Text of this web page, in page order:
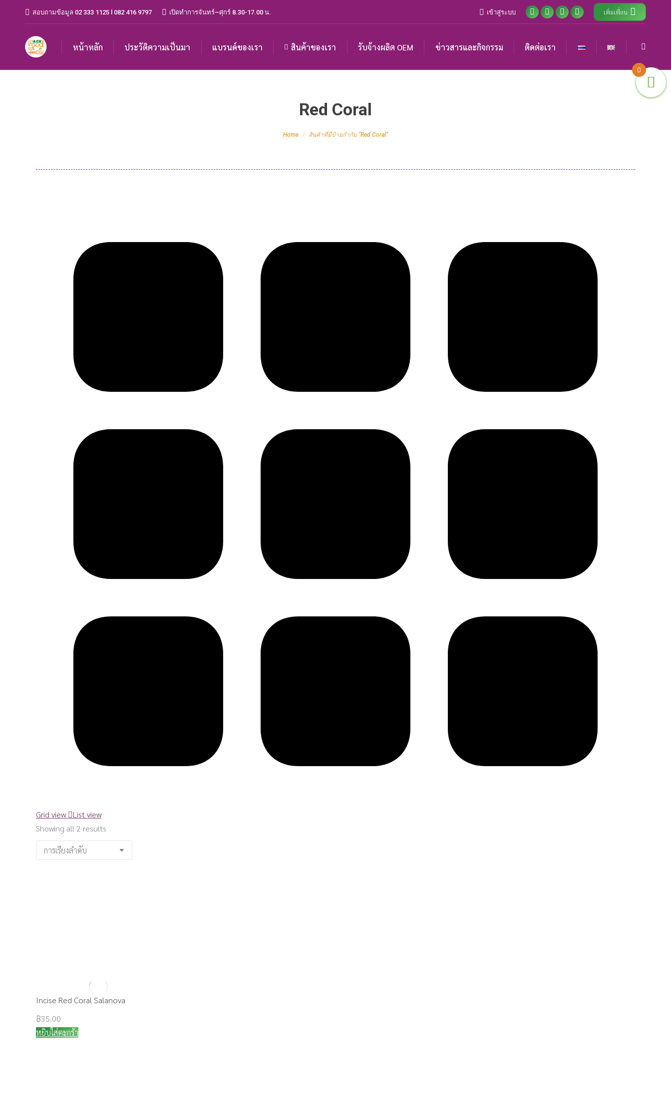
สอบถามข้อมูล 02 333 1125 l 082 416 9797 เปิดทำการจันทร์–ศุกร์ 8.30-17.00 น. เข้าสู่ระบบ
Facebook
opens
new
X
opens
new
Instagram
opens
in
new
YouTube
opens
new
เพิ่มเพื่อน
หน้าหลัก ประวัติความเป็นมา แบรนด์ของเรา สินค้าของเรา รับจ้างผลิต OEM ข่าวสารและกิจกรรม ติดต่อเรา Search:
Red Coral
Home สินค้าที่มีป้ายกำกับ “Red Coral”
Grid view
List view
Showing all 2 results
Incise Red Coral Salanova
฿35.00
หยิบใส่ตะกร้า
0